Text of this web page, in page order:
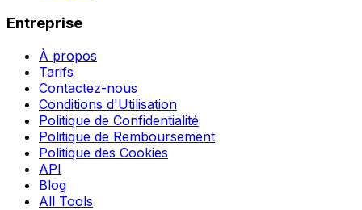
Entreprise
À propos
Tarifs
Contactez-nous
Conditions d'Utilisation
Politique de Confidentialité
Politique de Remboursement
Politique des Cookies
API
Blog
All Tools